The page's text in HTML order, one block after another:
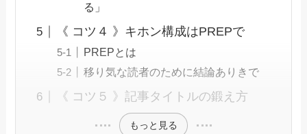
る」
《 コツ４ 》キホン構成はPREPで
PREPとは
移り気な読者のために結論ありきで
《 コツ５ 》記事タイトルの鍛え方
もっと見る